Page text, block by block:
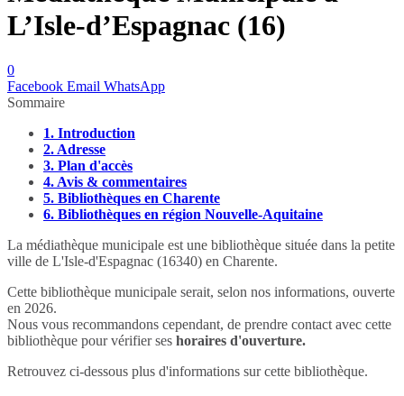
L’Isle-d’Espagnac (16)
0
Facebook Email WhatsApp
Sommaire
1. Introduction
2. Adresse
3. Plan d'accès
4. Avis & commentaires
5. Bibliothèques en Charente
6. Bibliothèques en région Nouvelle-Aquitaine
La médiathèque municipale est une bibliothèque située dans la petite
ville de L'Isle-d'Espagnac (16340) en Charente.
Cette bibliothèque municipale serait, selon nos informations, ouverte
en 2026.
Nous vous recommandons cependant, de prendre contact avec cette
bibliothèque pour vérifier ses horaires d'ouverture.
Retrouvez ci-dessous plus d'informations sur cette bibliothèque.